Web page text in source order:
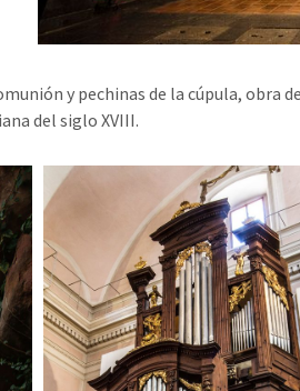
y pechinas de la cúpula, obra
del siglo XVIII.